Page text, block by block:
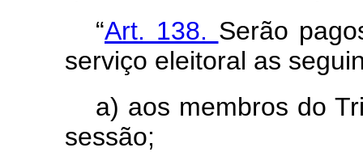
“Art. 138. Serão
serviço eleitoral as
a) aos membros do
sessão;